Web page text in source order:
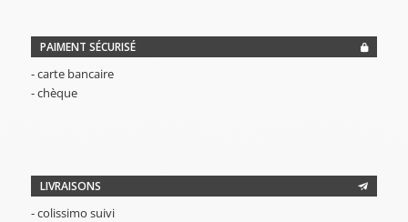
PAIMENT SÉCURISÉ
- carte bancaire
- chèque
LIVRAISONS
- colissimo suivi